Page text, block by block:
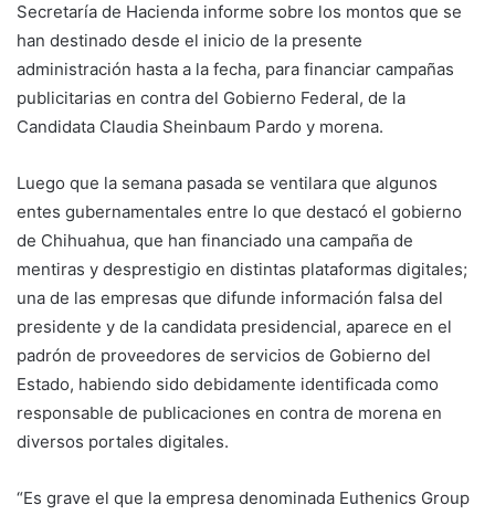
Secretaría de Hacienda informe sobre los montos que se
han destinado desde el inicio de la presente
administración hasta a la fecha, para financiar campañas
publicitarias en contra del Gobierno Federal, de la
Candidata Claudia Sheinbaum Pardo y morena.
Luego que la semana pasada se ventilara que algunos
entes gubernamentales entre lo que destacó el gobierno
de Chihuahua, que han financiado una campaña de
mentiras y desprestigio en distintas plataformas digitales;
una de las empresas que difunde información falsa del
presidente y de la candidata presidencial, aparece en el
padrón de proveedores de servicios de Gobierno del
Estado, habiendo sido debidamente identificada como
responsable de publicaciones en contra de morena en
diversos portales digitales.
“Es grave el que la empresa denominada Euthenics Group